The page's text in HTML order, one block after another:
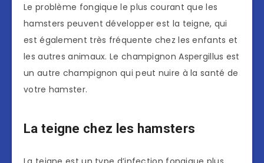
Le problème fongique le plus courant que les
hamsters peuvent développer est la teigne, qui
est également très fréquente chez les enfants et
les autres animaux. Le champignon Aspergillus est
un autre champignon qui peut nuire à la santé de
votre hamster.
La teigne chez les hamsters